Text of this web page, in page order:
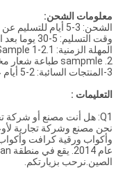
معلومات الشحن:
الشحن: 3-5 أيام للتسليم عن طريق DHL في جميع أنحاء العالم
وقت التسليم: 5-30 يوما بعد الإيداع ، فإنه يعتمد على كمية طلب العملاء
المهلة الزمنية: 1.Sample 1-2 يوم عمل
2. sampmle طباعة شعار مخصص: 5-15 يوم عمل
3-المنتجات السائبة: 2-5 أيام عمل
التعليمات :
Q1: هل أنت مصنع أو شركة تجارية؟
نحن مصنع وشركة تجارية
وأكواب ورقية كرافت وأكواب
الصين.نرحب بزيارتكم.